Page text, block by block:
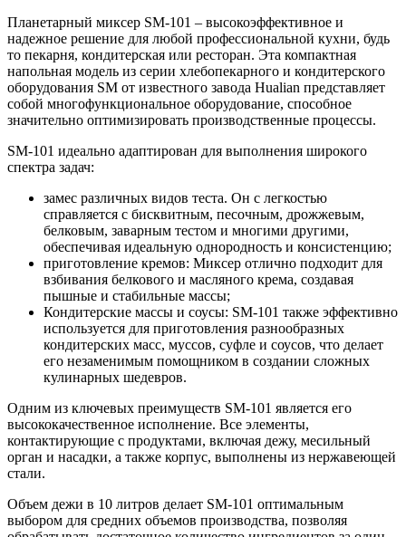
Планетарный миксер SM-101 – высокоэффективное и
надежное решение для любой профессиональной кухни, будь
то пекарня, кондитерская или ресторан. Эта компактная
напольная модель из серии хлебопекарного и кондитерского
оборудования SM от известного завода Hualian представляет
собой многофункциональное оборудование, способное
значительно оптимизировать производственные процессы.
SM-101 идеально адаптирован для выполнения широкого
спектра задач:
замес различных видов теста. Он с легкостью
справляется с бисквитным, песочным, дрожжевым,
белковым, заварным тестом и многими другими,
обеспечивая идеальную однородность и консистенцию;
приготовление кремов: Миксер отлично подходит для
взбивания белкового и масляного крема, создавая
пышные и стабильные массы;
Кондитерские массы и соусы: SM-101 также эффективно
используется для приготовления разнообразных
кондитерских масс, муссов, суфле и соусов, что делает
его незаменимым помощником в создании сложных
кулинарных шедевров.
Одним из ключевых преимуществ SM-101 является его
высококачественное исполнение. Все элементы,
контактирующие с продуктами, включая дежу, месильный
орган и насадки, а также корпус, выполнены из нержавеющей
стали.
Объем дежи в 10 литров делает SM-101 оптимальным
выбором для средних объемов производства, позволяя